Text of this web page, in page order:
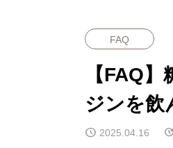
FAQ
【FAQ
ジンを飲
2025.04.16